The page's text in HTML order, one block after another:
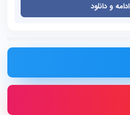
ادامه و دانلود